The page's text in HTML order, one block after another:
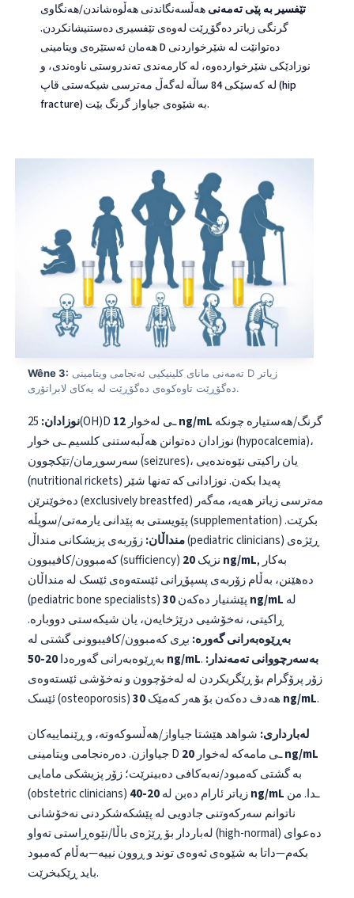
تێفسیر بە پێی تەمەنی هەڵسەنگاندنی هەڵوەشاندن/هەنگاوی
گرنگی زیاتر دەگۆڕێت لەوەی تێفسیری دەستنیشانکردن.
هەمان ئەستێرەی ویتامینی D دەتوانێت لە شێرخواردنی
نوزادێکی شێرخواردەوە، لە کارمەندی تەندروستی ناوەندی، و
لە کەسێکی 84 ساڵە لەگەڵ مەترسی شیکەستی قاپ (hip
fracture) بە شێوەی جیاواز گرنگ بێت.
Wêne 3:
دەگۆڕێت تاوەکوەی دەگۆڕێت لە یەکای لابراتۆری.
نوزادان: 25(OH)D ـی لەخوار12 ng/mL
نوزادان دەتوانن هەڵبەستنی کلسیم ـی خوار (hypocalcemia)،
سەرسوڕمان/تێکچوون (seizures)، یان راکیتی نێوەندەیی
(nutritional rickets) پەیدا بکەن. نوزادانی کە تەنها شێر
دەخوێنرێن (exclusively breastfed) مەترسی زیاتر هەیە، مەگەر
پێویستی بە پێدانی یارمەتی/سوپڵە (supplementation) بکرێت.
منداڵان:زۆربەی پزیشکانی منداڵ (pediatric clinicians) ڕێژەی
کەمبوون/کافیبوون (sufficiency) نزیک 20 ng/mL, بەکار
دەهێنن، بەڵام زۆربەی پسپۆڕانی ئێستەوەی ئێسک لە منداڵان
(pediatric bone specialists) پێشنیار دەکەن 30 ng/mL
ڕاکیتی، نەخۆشیی درێژخایەن، یان شیکەستی دووبارە.
بەڕێوەبەرانی گەورە: بڕی کەمبوون/کافیبوونی گشتی لە
بەڕێوەبەرانی گەورەدا 20-50 ng/mL. بەسەرچووانی تەمەندار:
زۆر پرۆگرام بۆ ڕێگریکردن لە لەخۆچوون و نەخۆشی ئێستەوەی
ئێسک (osteoporosis) هەدف دەکەن بۆ هەر کەمێک 30 ng/mL.
لەبارداری: شواهد هێشتا جیاواز/هەڵسوکەوتە، و ڕێنماییەکان
جیاوازن. دەرەنجامی ویتامینی D ـی مامەکە لەخوار20 ng/mL
بە گشتی کەمبود/نەبەکافی دەبینرێت؛ زۆر پزیشکی مامایی
(obstetric clinicians) زیاتر ئارام دەبن لە20-40 ng/mL
ناتوانم سەرکەوتنی جادویی لە پێشکەشکردنی نەخۆشانی
لەباردار بۆ ڕێژەی باڵا/نێوەڕاستی تەواو (high-normal) دەعوای
بکەم—داتا بە شێوەی ئەوەی توند و ڕوون نییە—بەڵام کەمبود
باید ڕێکبخرێت.